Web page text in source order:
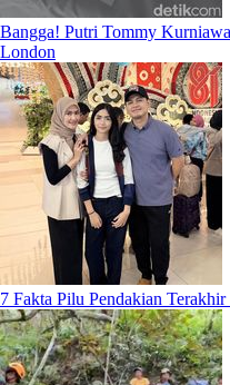
Bangga! Putri Tommy
London
7 Fakta Pilu Pendakian